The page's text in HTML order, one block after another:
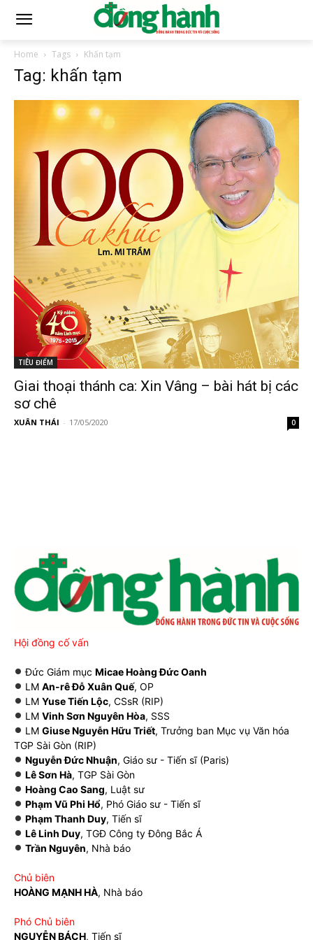
Home Tags Khấn tạm
Tag: khấn tạm
TIÊU ĐIỂM
Giai thoại thánh ca: Xin Vâng – bài hát bị các
sơ chê
XUÂN THÁI - 17/05/2020 0
Hội đồng cố vấn
Đức Giám mục Micae Hoàng Đức Oanh
LM An-rê Đỗ Xuân Quế, OP
LM Yuse Tiến Lộc, CSsR (RIP)
LM Vinh Sơn Nguyên Hòa, SSS
LM Giuse Nguyễn Hữu Triết, Trưởng ban Mục vụ Văn hóa
TGP Sài Gòn (RIP)
Nguyễn Đức Nhuận, Giáo sư - Tiến sĩ (Paris)
Lê Sơn Hà, TGP Sài Gòn
Hoàng Cao Sang, Luật sư
Phạm Vũ Phi Hổ, Phó Giáo sư - Tiến sĩ
Phạm Thanh Duy, Tiến sĩ
Lê Linh Duy, TGĐ Công ty Đông Bắc Á
Trần Nguyên, Nhà báo
Chủ biên
HOÀNG MẠNH HÀ, Nhà báo
Phó Chủ biên
NGUYỄN BÁCH, Tiến sĩ